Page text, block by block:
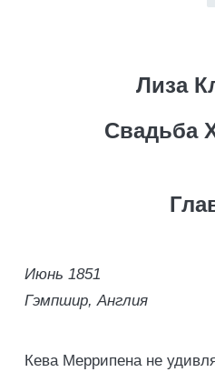
Лиза
Свадьба
Июнь 1851
Гэмпшир, Англия
Кева Меррипена не